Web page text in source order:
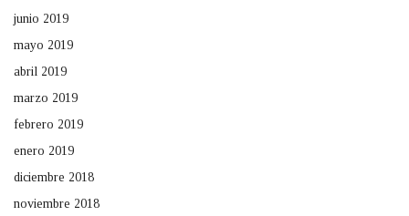
junio 2019
mayo 2019
abril 2019
marzo 2019
febrero 2019
enero 2019
diciembre 2018
noviembre 2018